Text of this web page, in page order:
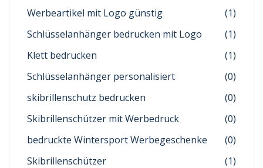
Werbeartikel mit Logo günstig
(1)
Schlüsselanhänger bedrucken mit Logo
(1)
Klett bedrucken
(1)
Schlüsselanhänger personalisiert
(0)
skibrillenschutz bedrucken
(0)
Skibrillenschützer mit Werbedruck
(0)
bedruckte Wintersport Werbegeschenke
(0)
Skibrillenschützer
(1)